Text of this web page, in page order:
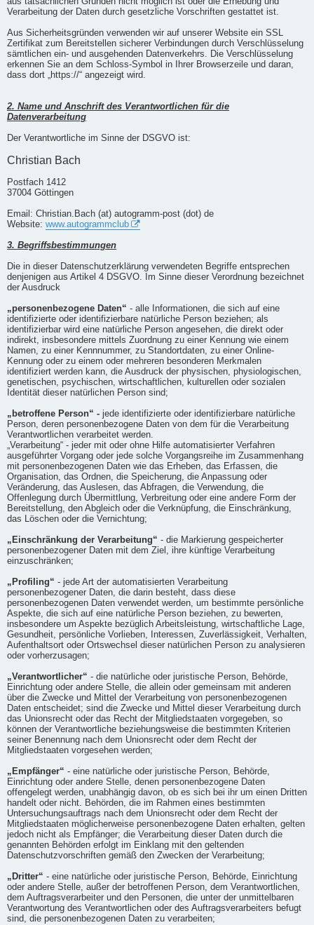
Verarbeitung der Daten durch gesetzliche Vorschriften gestattet ist.
Aus Sicherheitsgründen verwenden wir auf unserer Website ein SSL
Zertifikat zum Bereitstellen sicherer Verbindungen durch Verschlüsselung
sämtlichen ein- und ausgehenden Datenverkehrs. Die Verschlüsselung
erkennen Sie an dem Schloss-Symbol in Ihrer Browserzeile und daran,
dass dort „https://“ angezeigt wird.
2. Name und Anschrift des Verantwortlichen für die
Datenverarbeitung
Der Verantwortliche im Sinne der DSGVO ist:
Christian Bach
Postfach 1412
37004 Göttingen
Email: Christian.Bach (at) autogramm-post (dot) de
Website: www.autogrammclub
3. Begriffsbestimmungen
Die in dieser Datenschutzerklärung verwendeten Begriffe entsprechen
denjenigen aus Artikel 4 DSGVO. Im Sinne dieser Verordnung bezeichnet
der Ausdruck
„personenbezogene Daten“ - alle Informationen, die sich auf eine
identifizierte oder identifizierbare natürliche Person beziehen; als
identifizierbar wird eine natürliche Person angesehen, die direkt oder
indirekt, insbesondere mittels Zuordnung zu einer Kennung wie einem
Namen, zu einer Kennnummer, zu Standortdaten, zu einer Online-
Kennung oder zu einem oder mehreren besonderen Merkmalen
identifiziert werden kann, die Ausdruck der physischen, physiologischen,
genetischen, psychischen, wirtschaftlichen, kulturellen oder sozialen
Identität dieser natürlichen Person sind;
„betroffene Person“ - jede identifizierte oder identifizierbare natürliche
Person, deren personenbezogene Daten von dem für die Verarbeitung
Verantwortlichen verarbeitet werden.
„Verarbeitung“ - jeder mit oder ohne Hilfe automatisierter Verfahren
ausgeführter Vorgang oder jede solche Vorgangsreihe im Zusammenhang
mit personenbezogenen Daten wie das Erheben, das Erfassen, die
Organisation, das Ordnen, die Speicherung, die Anpassung oder
Veränderung, das Auslesen, das Abfragen, die Verwendung, die
Offenlegung durch Übermittlung, Verbreitung oder eine andere Form der
Bereitstellung, den Abgleich oder die Verknüpfung, die Einschränkung,
das Löschen oder die Vernichtung;
„Einschränkung der Verarbeitung“ - die Markierung gespeicherter
personenbezogener Daten mit dem Ziel, ihre künftige Verarbeitung
einzuschränken;
„Profiling“ - jede Art der automatisierten Verarbeitung
personenbezogener Daten, die darin besteht, dass diese
personenbezogenen Daten verwendet werden, um bestimmte persönliche
Aspekte, die sich auf eine natürliche Person beziehen, zu bewerten,
insbesondere um Aspekte bezüglich Arbeitsleistung, wirtschaftliche Lage,
Gesundheit, persönliche Vorlieben, Interessen, Zuverlässigkeit, Verhalten,
Aufenthaltsort oder Ortswechsel dieser natürlichen Person zu analysieren
oder vorherzusagen;
„Verantwortlicher“ - die natürliche oder juristische Person, Behörde,
Einrichtung oder andere Stelle, die allein oder gemeinsam mit anderen
über die Zwecke und Mittel der Verarbeitung von personenbezogenen
Daten entscheidet; sind die Zwecke und Mittel dieser Verarbeitung durch
das Unionsrecht oder das Recht der Mitgliedstaaten vorgegeben, so
können der Verantwortliche beziehungsweise die bestimmten Kriterien
seiner Benennung nach dem Unionsrecht oder dem Recht der
Mitgliedstaaten vorgesehen werden;
„Empfänger“ - eine natürliche oder juristische Person, Behörde,
Einrichtung oder andere Stelle, denen personenbezogene Daten
offengelegt werden, unabhängig davon, ob es sich bei ihr um einen Dritten
handelt oder nicht. Behörden, die im Rahmen eines bestimmten
Untersuchungsauftrags nach dem Unionsrecht oder dem Recht der
Mitgliedstaaten möglicherweise personenbezogene Daten erhalten, gelten
jedoch nicht als Empfänger; die Verarbeitung dieser Daten durch die
genannten Behörden erfolgt im Einklang mit den geltenden
Datenschutzvorschriften gemäß den Zwecken der Verarbeitung;
„Dritter“ - eine natürliche oder juristische Person, Behörde, Einrichtung
oder andere Stelle, außer der betroffenen Person, dem Verantwortlichen,
dem Auftragsverarbeiter und den Personen, die unter der unmittelbaren
Verantwortung des Verantwortlichen oder des Auftragsverarbeiters befugt
sind, die personenbezogenen Daten zu verarbeiten;